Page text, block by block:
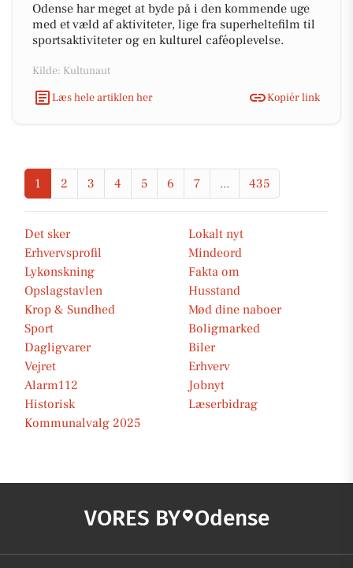
Odense har meget at byde på i den kommende uge
med et væld af aktiviteter, lige fra superheltefilm til
sportsaktiviteter og en kulturel caféoplevelse.
Kilde: Kultunaut
Læs hele artiklen her
Kopiér link
1 2 3 4 5 6 7 ... 435
Det sker
Lokalt nyt
Erhvervsprofil
Mindeord
Lykønskning
Fakta om
Opslagstavlen
Husstand
Krop & Sundhed
Mød dine naboer
Sport
Boligmarked
Dagligvarer
Biler
Vejret
Erhverv
Alarm112
Jobnyt
Historisk
Læserbidrag
Kommunalvalg 2025
VORES BY Odense